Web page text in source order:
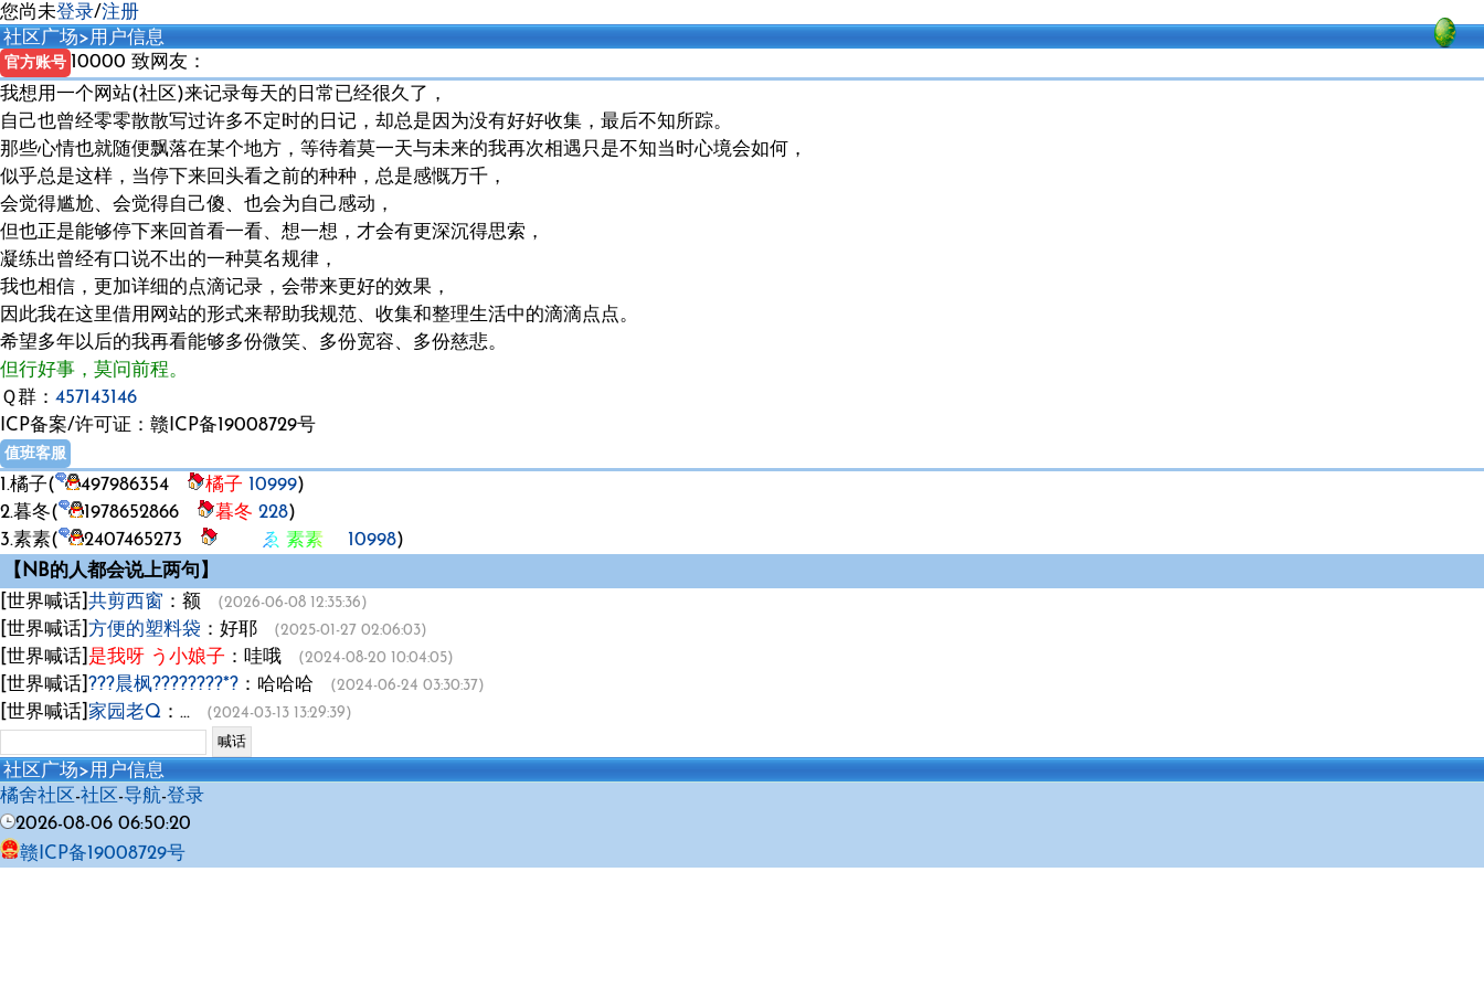
您尚未登录/注册
社区广场>用户信息
官方账号 10000 致网友：
我想用一个网站(社区)来记录每天的日常已经很久了，
自己也曾经零零散散写过许多不定时的日记，却总是因为没有好好收集，最后不知所踪。
那些心情也就随便飘落在某个地方，等待着莫一天与未来的我再次相遇只是不知当时心境会如何，
似乎总是这样，当停下来回头看之前的种种，总是感慨万千，
会觉得尴尬、会觉得自己傻、也会为自己感动，
但也正是能够停下来回首看一看、想一想，才会有更深沉得思索，
凝练出曾经有口说不出的一种莫名规律，
我也相信，更加详细的点滴记录，会带来更好的效果，
因此我在这里借用网站的形式来帮助我规范、收集和整理生活中的滴滴点点。
希望多年以后的我再看能够多份微笑、多份宽容、多份慈悲。
但行好事，莫问前程。
Ｑ群： 457143146
ICP备案/许可证：赣ICP备19008729号
值班客服
1.橘子( 497986354 橘子 10999)
2.暮冬(
1978652866 暮冬 228)
3.素素(
2407465273 ゑ 素素ゞ 10998)
【NB的人都会说上两句】
[世界喊话] 共剪西窗 ：额 (2026-06-08 12:35:36)
[世界喊话] 方便的塑料袋 ：好耶 (2025-01-27 02:06:03)
[世界喊话] 是我呀 う小娘子 ：哇哦 (2024-08-20 10:04:05)
[世界喊话] ???晨枫????????*? ：哈哈哈 (2024-06-24 03:30:37)
[世界喊话] 家园老Q ：... (2024-03-13 13:29:39)
社区广场>用户信息
橘舍社区 -社区 -导航-登录
2026-08-06 06:50:20
赣ICP备19008729号